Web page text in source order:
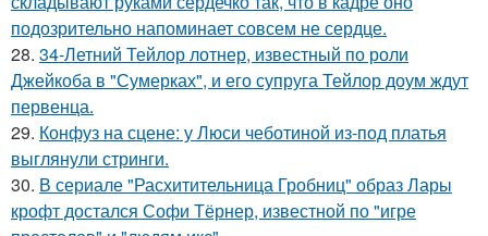
подозрительно напоминает совсем не сердце.
28. 34-Летний Тейлор лотнер, известный по роли
Джейкоба в "Сумерках", и его супруга Тейлор доум ждут
первенца.
29. Конфуз на сцене: у Люси чеботиной из-под платья
выглянули стринги.
30. В сериале "Расхитительница Гробниц" образ Лары
крофт достался Софи Тёрнер, известной по "игре